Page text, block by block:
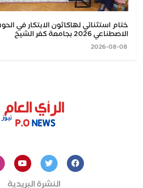
ختام استثنائي لهاكاثون الابتكار في
الاصطناعي 2026 بجامعة كفر الشيخ
النشرة البريدية